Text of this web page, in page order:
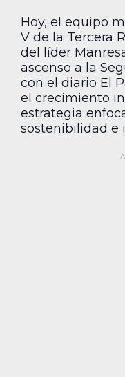
Hoy, el equipo
V de la Tercera
del líder
ascenso a la
con el diario El
el crecimiento
estrategia
sostenibilidad e